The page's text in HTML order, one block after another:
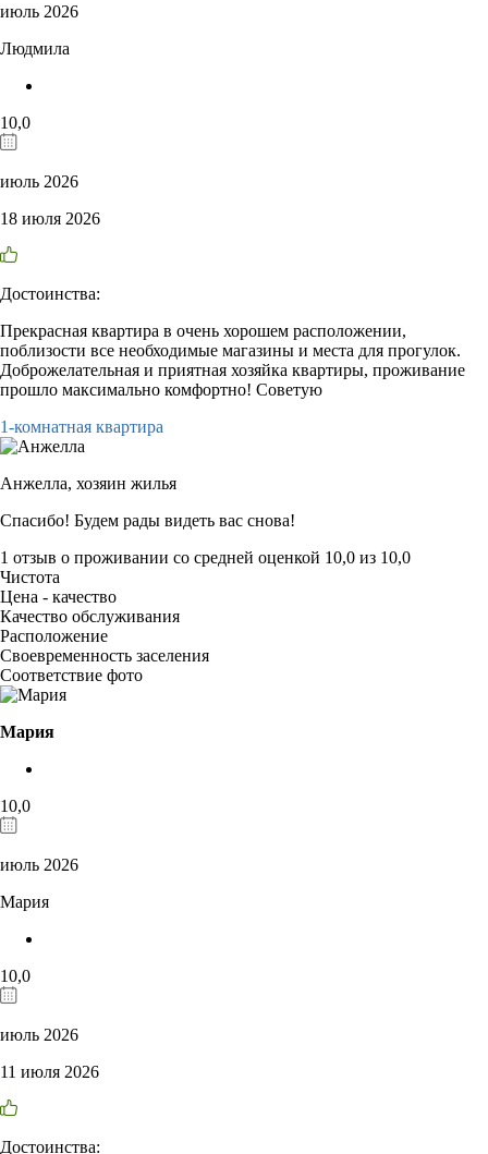
июль 2026
Людмила
10,0
июль 2026
18 июля 2026
Достоинства:
Прекрасная квартира в очень хорошем расположении,
поблизости все необходимые магазины и места для прогулок.
Доброжелательная и приятная хозяйка квартиры, проживание
прошло максимально комфортно! Советую
1-комнатная квартира
Анжелла, хозяин жилья
Спасибо! Будем рады видеть вас снова!
1 отзыв о проживании со средней оценкой 10,0 из 10,0
Чистота
Цена - качество
Качество обслуживания
Расположение
Своевременность заселения
Соответствие фото
Мария
10,0
июль 2026
Мария
10,0
июль 2026
11 июля 2026
Достоинства: